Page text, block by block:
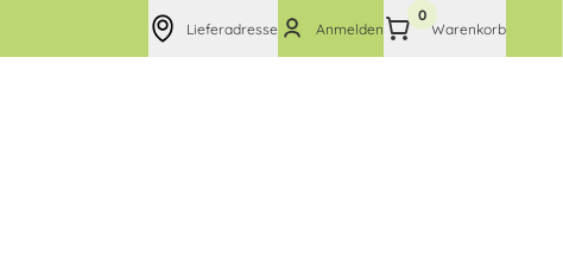
Lieferadresse Anmelden
0
Warenkorb